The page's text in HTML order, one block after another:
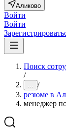
Аликово
Войти
Войти
Поиск
/
... /
резюме в
менеджер